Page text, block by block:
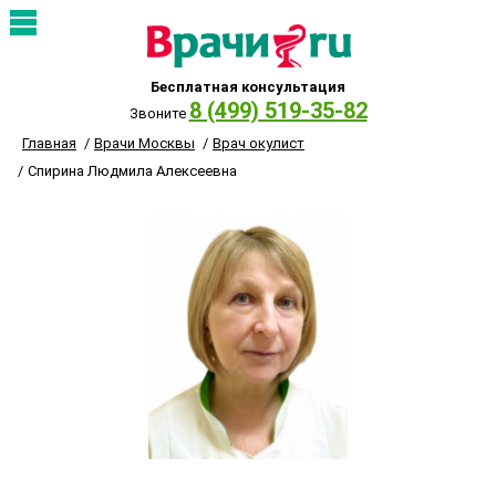
Бесплатная консультация
Звоните 8 (499) 519-35-82
Главная Врачи Москвы
Врач окулист
Спирина Людмила Алексеевна